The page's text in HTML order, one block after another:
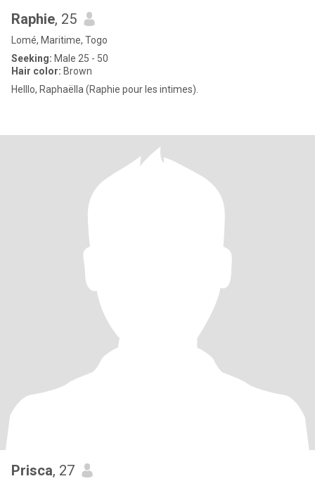
Raphie, 25
Lomé, Maritime, Togo
Seeking: Male 25 - 50
Hair color: Brown
Helllo, Raphaëlla (Raphie pour les intimes).
Prisca, 27